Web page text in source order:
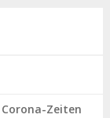
Zeiten